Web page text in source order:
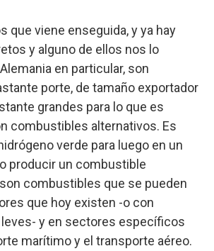
que viene enseguida, y ya hay
y alguno de ellos nos lo
en particular, son
porte, de tamaño exportador
grandes para lo que es
combustibles alternativos. Es
verde para luego en un
producir un combustible
combustibles que se pueden
que hoy existen -o con
y en sectores específicos
marítimo y el transporte aéreo.